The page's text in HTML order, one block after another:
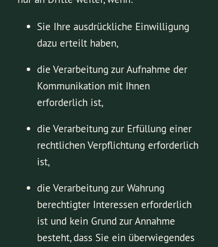
Sie Ihre ausdrückliche Einwilligung
dazu erteilt haben,
die Verarbeitung zur Aufnahme der
Kommunikation mit Ihnen
erforderlich ist,
die Verarbeitung zur Erfüllung einer
rechtlichen Verpflichtung erforderlich
ist,
die Verarbeitung zur Wahrung
berechtigter Interessen erforderlich
ist und kein Grund zur Annahme
besteht, dass Sie ein überwiegendes